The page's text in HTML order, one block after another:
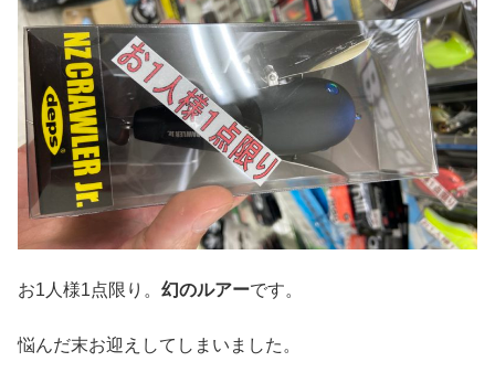
お1人様1点限り。 幻のルアーです。
悩んだ末お迎えしてしまいました。